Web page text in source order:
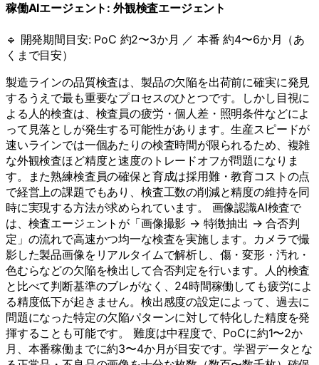
稼働AIエージェント: 外観検査エージェント
🔹 開発期間目安: PoC 約2〜3か月 ／ 本番 約4〜6か月（あ
くまで目安）
製造ラインの品質検査は、製品の欠陥を出荷前に確実に発見
するうえで最も重要なプロセスのひとつです。しかし目視に
よる人的検査は、検査員の疲労・個人差・照明条件などによ
って見落としが発生する可能性があります。生産スピードが
速いラインでは一個あたりの検査時間が限られるため、複雑
な外観検査ほど精度と速度のトレードオフが問題になりま
す。また熟練検査員の確保と育成は採用難・教育コストの点
で経営上の課題でもあり、検査工数の削減と精度の維持を同
時に実現する方法が求められています。 画像認識AI検査で
は、検査エージェントが「画像撮影 → 特徴抽出 → 合否判
定」の流れで高速かつ均一な検査を実施します。カメラで撮
影した製品画像をリアルタイムで解析し、傷・変形・汚れ・
色むらなどの欠陥を検出して合否判定を行います。人的検査
と比べて判断基準のブレがなく、24時間稼働しても疲労によ
る精度低下が起きません。検出感度の設定によって、過去に
問題になった特定の欠陥パターンに対して特化した精度を発
揮することも可能です。 難度は中程度で、PoCに約1〜2か
月、本番稼働までに約3〜4か月が目安です。学習データとな